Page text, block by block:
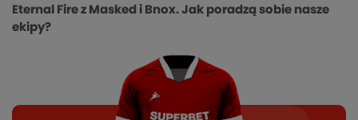
Eternal Fire z Masked i Bnox. Jak poradzą sobie nasze
ekipy?